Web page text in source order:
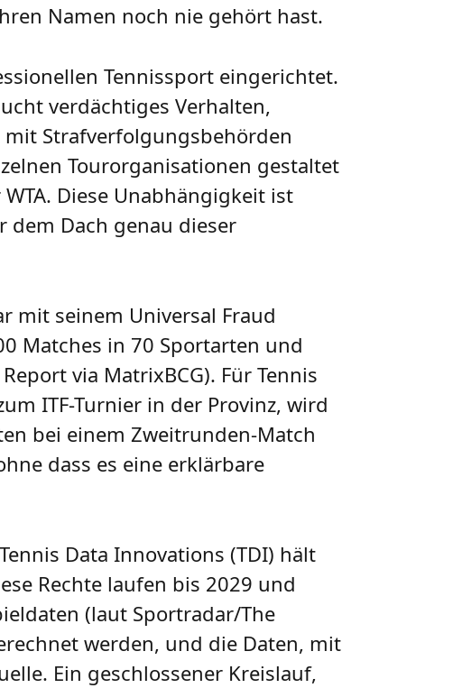
Namen noch nie gehört hast.
Tennissport eingerichtet.
verdächtiges Verhalten,
Strafverfolgungsbehörden
Tourorganisationen gestaltet
Diese Unabhängigkeit ist
Dach genau dieser
mit seinem Universal Fraud
Matches in 70 Sportarten und
via MatrixBCG). Für Tennis
ITF-Turnier in der Provinz, wird
bei einem Zweitrunden-Match
dass es eine erklärbare
Data Innovations (TDI) hält
Rechte laufen bis 2029 und
(laut Sportradar/The
werden, und die Daten, mit
Ein geschlossener Kreislauf,